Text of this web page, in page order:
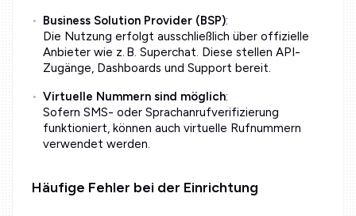
Business Solution Provider (BSP):
Die Nutzung erfolgt ausschließlich über offizielle
Anbieter wie z. B. Superchat. Diese stellen API-
Zugänge, Dashboards und Support bereit.
Virtuelle Nummern sind möglich:
Sofern SMS- oder Sprachanrufverifizierung
funktioniert, können auch virtuelle Rufnummern
verwendet werden.
Häufige Fehler bei der Einrichtung